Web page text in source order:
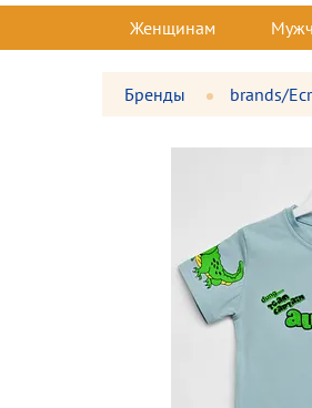
Женщинам
Бренды brands/
Большая